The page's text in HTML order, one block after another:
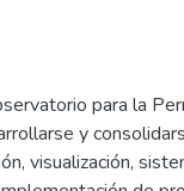
para la
y
visualización,